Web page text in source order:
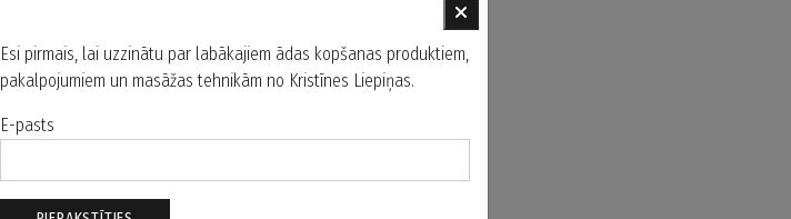
sastāvdaļām, samazina dehidratāciju.
Izcilais Bio-Cellulose materiāls darbojas kā "otrā
Esi pirmais, lai uzzinātu par labākajiem ādas kopšanas produktiem,
pakalpojumiem un masāžas tehnikām no Kristīnes Liepiņas.
E-pasts